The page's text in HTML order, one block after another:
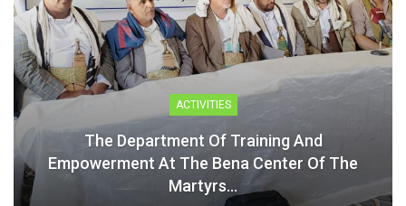
ACTIVITIES
The Department Of Training And
Empowerment At The Bena Center Of The
Martyrs…